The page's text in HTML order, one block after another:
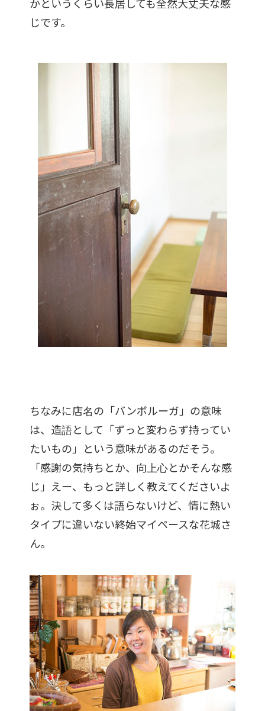
かというくらい長居しても全然大丈夫な感
じです。
ちなみに店名の「バンボルーガ」の意味
は、造語として「ずっと変わらず持ってい
たいもの」という意味があるのだそう。
「感謝の気持ちとか、向上心とかそんな感
じ」えー、もっと詳しく教えてくださいよ
ぉ。決して多くは語らないけど、情に熱い
タイプに違いない終始マイペースな花城さ
ん。